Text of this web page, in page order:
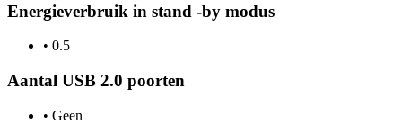
Energieverbruik in stand -by modus
• 0.5
Aantal USB 2.0 poorten
• Geen